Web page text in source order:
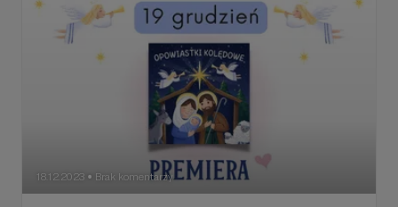
18.12.2023 ● Brak komentarzy